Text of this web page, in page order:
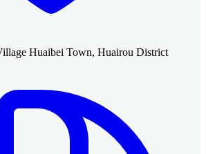
Huaibei Town, Huairou District